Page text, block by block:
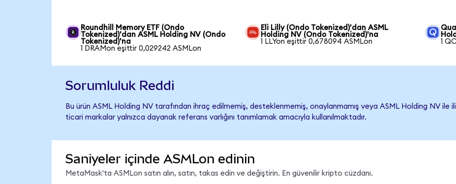
Roundhill Memory ETF (Ondo
Tokenized)'dan ASML Holding NV (Ondo
Tokenized)'na
1 DRAMon eşittir 0,029242 ASMLon
Eli Lilly (Ondo Tokenized)'dan ASML
Holding NV (Ondo Tokenized)'na
1 LLYon eşittir 0,678094 ASMLon
1
Sorumluluk Reddi
Bu ürün ASML Holding NV tarafından ihraç edilmemiş, desteklenmemiş, onaylanmamış veya ASML Holding NV ile
ticari markalar yalnızca dayanak referans varlığını tanımlamak amacıyla kullanılmaktadır.
Saniyeler içinde ASMLon edinin
MetaMask'ta ASMLon satın alın, satın, takas edin ve değiştirin. En güvenilir kripto cüzdanı.